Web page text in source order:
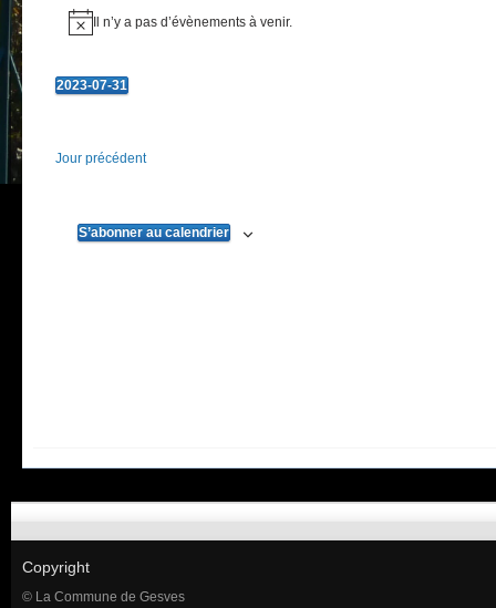
Évènements
31
Notice
Il n’y a pas d’évènements à venir.
2023-07-31
Jour précédent
S’abonner au calendrier
Copyright
© La Commune de Gesves